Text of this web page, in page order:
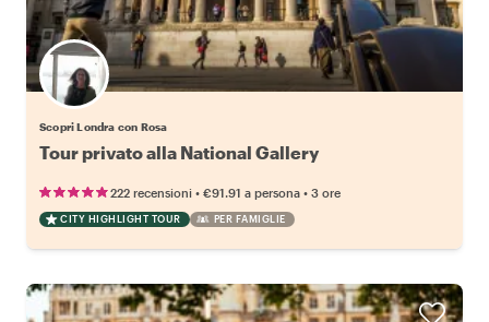
Scopri Londra con Rosa
Tour privato alla National Gallery
222 recensioni • €91.91 a persona • 3 ore
CITY HIGHLIGHT TOUR PER FAMIGLIE